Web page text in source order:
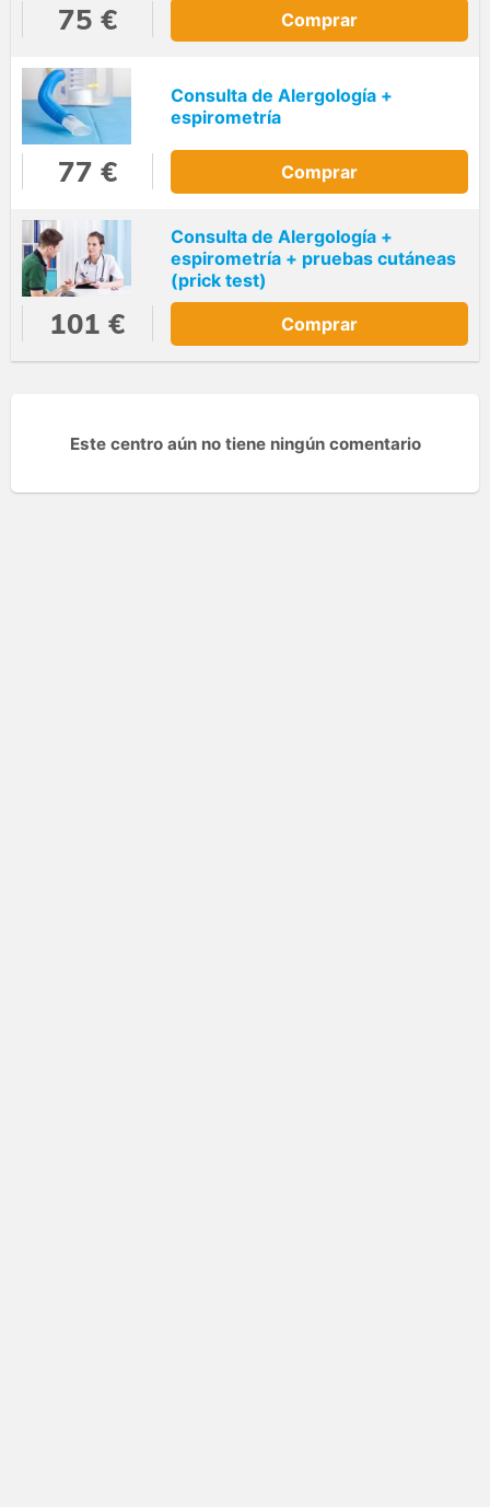
75 € Comprar
Consulta de Alergología +
espirometría
77 € Comprar
Consulta de Alergología +
espirometría + pruebas cutáneas
(prick test)
101 € Comprar
Este centro aún no tiene ningún comentario